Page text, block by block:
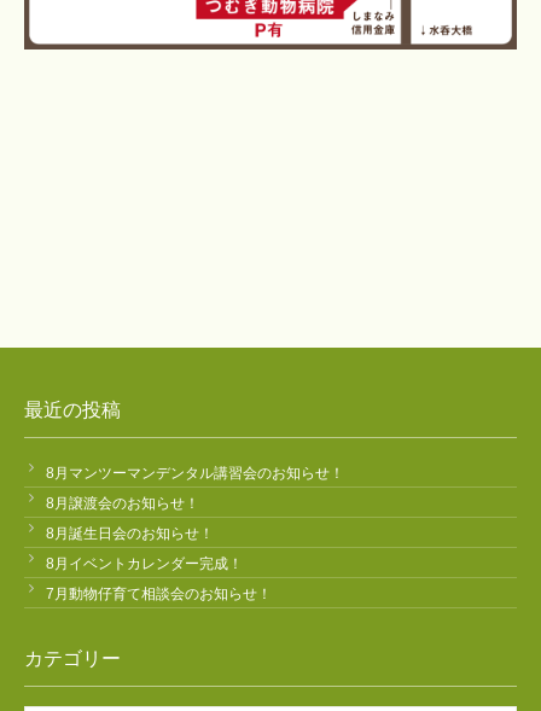
最近の投稿
8月マンツーマンデンタル講習会のお知らせ！
8月譲渡会のお知らせ！
8月誕生日会のお知らせ！
8月イベントカレンダー完成！
7月動物仔育て相談会のお知らせ！
カテゴリー